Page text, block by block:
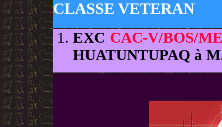
CLASSE VETERAN
EXC CAC-V/BOS/
HUATUNTUPAQ à